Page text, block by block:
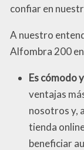
confiar en
A nuestro
Alfombra 200
Es cómodo
ventajas
nosotros y,
tienda
beneficiar